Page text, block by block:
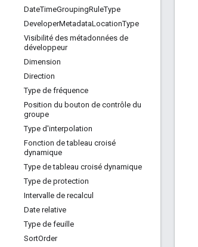
DateTimeGroupingRuleType
DeveloperMetadataLocationType
Visibilité des métadonnées de
développeur
Dimension
Direction
Type de fréquence
Position du bouton de contrôle du
groupe
Type d'interpolation
Fonction de tableau croisé
dynamique
Type de tableau croisé dynamique
Type de protection
Intervalle de recalcul
Date relative
Type de feuille
SortOrder